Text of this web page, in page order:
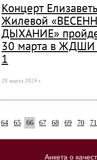
Концерт
Жилевой
ДЫХАНИЕ»
30 марта в
1
28 марта 2024 г.
64 65 66 67 68 69 70 71
Анкета о